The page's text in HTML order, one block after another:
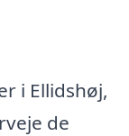
i Ellidshøj,
de